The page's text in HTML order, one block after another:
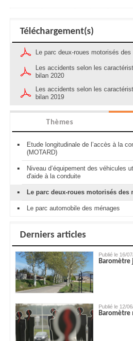
Téléchargement(s)
Le parc deux-roues motorisés des
Les accidents selon les
bilan 2020
Les accidents selon les
bilan 2019
Thèmes
Etude longitudinale de l’accès à la
(MOTARD)
Niveau d’équipement des véhicules
d'aide à la conduite
Le parc deux-roues motorisés des
Le parc automobile des ménages
Derniers articles
Publié le 16/
Baromètre
Publié le 12/
Baromètre